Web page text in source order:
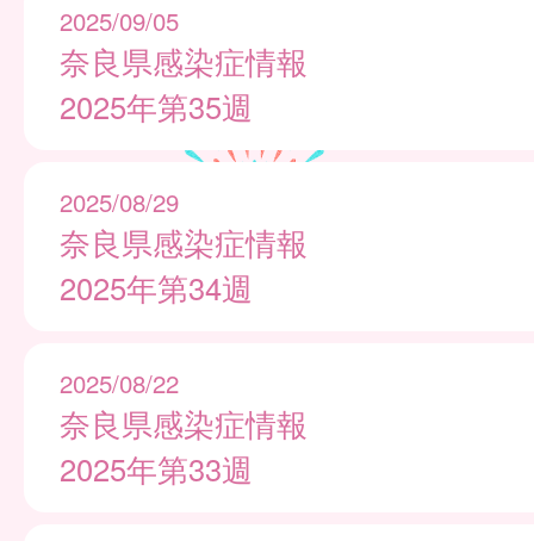
2025/09/05
奈良県感染症情報
2025年第35週
2025/08/29
奈良県感染症情報
2025年第34週
2025/08/22
奈良県感染症情報
2025年第33週